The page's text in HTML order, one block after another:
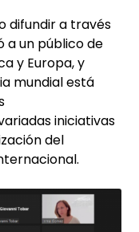
difundir a través
a un público de
y Europa, y
mundial está
iniciativas
del